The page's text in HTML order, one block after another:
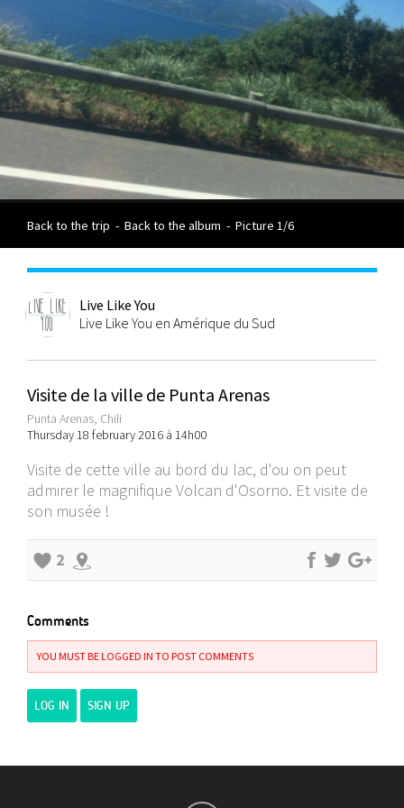
Back to the trip - Back to the album - Picture 1/6
Live Like You
Live Like You en Amérique du Sud
Visite de la ville de Punta Arenas
Punta Arenas, Chili
Thursday 18 february 2016 à 14h00
Visite de cette ville au bord du lac, d'ou on peut
admirer le magnifique Volcan d'Osorno. Et visite de
son musée !
2
Comments
YOU MUST BE LOGGED IN TO POST COMMENTS
LOG IN SIGN UP